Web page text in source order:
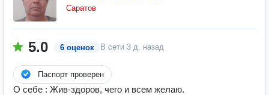
Саратов
5.0 6 оценок В сети 3 д. назад
Паспорт проверен
О себе : Жив-здоров, чего и всем желаю.